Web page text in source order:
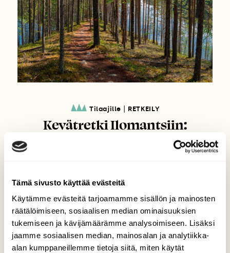
Tämä sivusto käyttää evästeitä
Käytämme evästeitä tarjoamamme sisällön ja mainosten
räätälöimiseen, sosiaalisen median ominaisuuksien
tukemiseen ja kävijämäärämme analysoimiseen. Lisäksi
jaamme sosiaalisen median, mainosalan ja analytiikka-
alan kumppaneillemme tietoja siitä, miten käytät
Tilaajille RETKEILY
Kevätretki Ilomantsiin:
Jääkauden perintö elää
Petkeljärven harjuilla ja